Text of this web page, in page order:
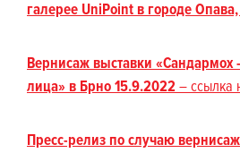
галерее UniPoint в городе Опава,
Вернисаж выставки «Сандармох
лица» в Брно 15.9.2022– ссылка
Пресс-релиз по случаю